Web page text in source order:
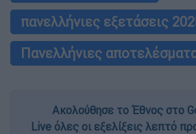
πανελλήνιες εξετάσεις
Πανελλήνιες
Ακολούθησε το Έθνος στο
Live όλες οι εξελίξεις λεπτό